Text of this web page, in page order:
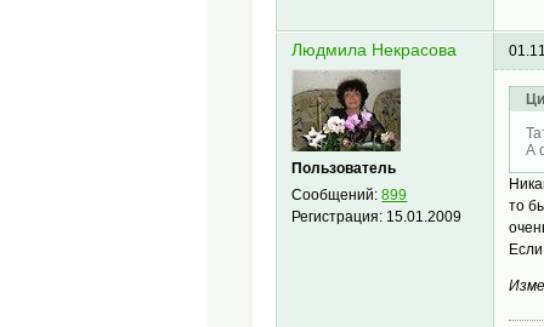
Людмила Некрасова
Пользователь
Сообщений:899
Регистрация: 15.01.2009
А
то